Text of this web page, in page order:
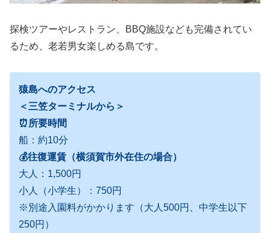
探検ツアーやレストラン、BBQ施設なども完備されてい
るため、老若男女楽しめる島です。
猿島へのアクセス
＜三笠ターミナルから＞
⏰所要時間
船：約10分
💰往復運賃（横須賀市外在住の場合）
大人：1,500円
小人（小学生）：750円
※別途入園料がかかります（大人500円、中学生以下
250円）